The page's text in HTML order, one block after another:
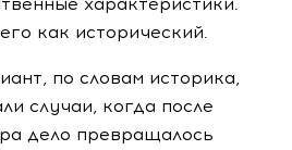
как исторический.
по словам историка,
случаи, когда после
дело превращалось